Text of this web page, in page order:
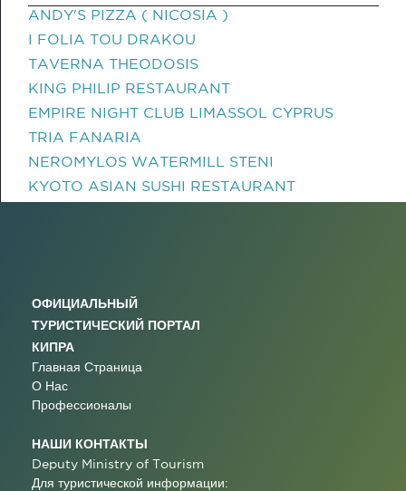
ANDY'S PIZZA ( NICOSIA )
I FOLIA TOU DRAKOU
TAVERNA THEODOSIS
KING PHILIP RESTAURANT
EMPIRE NIGHT CLUB LIMASSOL CYPRUS
TRIA FANARIA
NEROMYLOS WATERMILL STENI
KYOTO ASIAN SUSHI RESTAURANT
ОФИЦИАЛЬНЫЙ
ТУРИСТИЧЕСКИЙ ПОРТАЛ
КИПРА
Главная Страница
О Нас
Профессионалы
НАШИ КОНТАКТЫ
Deputy Ministry of Tourism
Для туристической информации: